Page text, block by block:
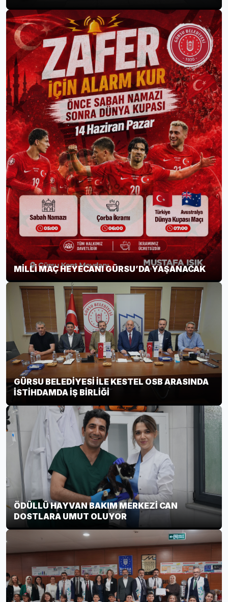
MİLLİ MAÇ HEYECANI GÜRSU’DA YAŞANACAK
GÜRSU BELEDİYESİ İLE KESTEL OSB ARASINDA
İSTİHDAMDA İŞ BİRLİĞİ
ÖDÜLLÜ HAYVAN BAKIM MERKEZİ CAN
DOSTLARA UMUT OLUYOR